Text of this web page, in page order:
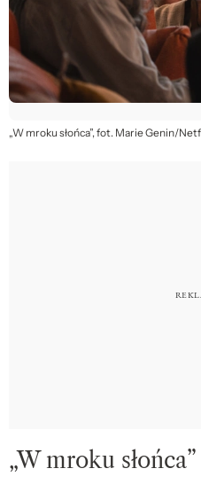
„W mroku słońca”, fot. Marie Genin/
„W mroku